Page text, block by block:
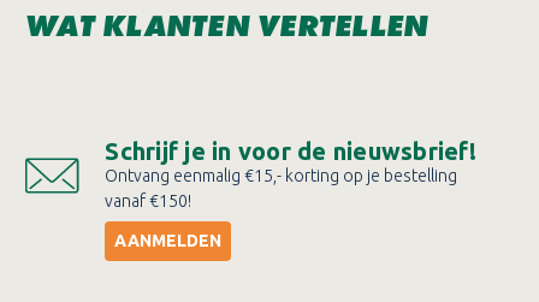
WAT KLANTEN VERTELLEN
Schrijf je in voor de nieuwsbrief!
Ontvang eenmalig €15,- korting op je bestelling
vanaf €150!
AANMELDEN